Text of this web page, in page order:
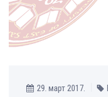
29. март 2017.